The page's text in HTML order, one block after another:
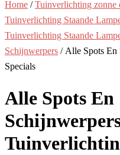
Home /Tuinverlichting zonne
Tuinverlichting Staande
Tuinverlichting Staande
Schijnwerpers / Alle Spots En
Specials
Alle Spots En